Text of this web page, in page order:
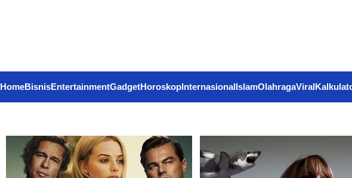
HomeBisnisEntertainmentGadgetHoroskopInternasionalIslamOlahragaViral